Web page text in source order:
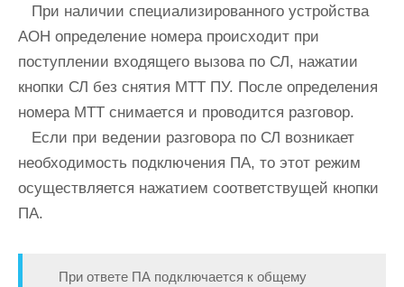
При наличии специализированного устройства
АОН определение номера происходит при
поступлении входящего вызова по СЛ, нажатии
кнопки СЛ без снятия МТТ ПУ. После определения
номера МТТ снимается и проводится разговор.
Если при ведении разговора по СЛ возникает
необходимость подключения ПА, то этот режим
осуществляется нажатием соответствущей кнопки
ПА.
При ответе ПА подключается к общему